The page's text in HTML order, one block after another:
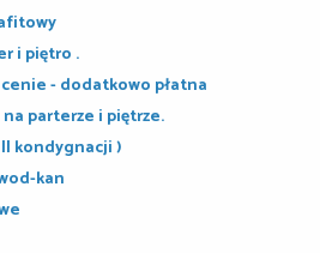
i piętro .
- dodatkowo płatna
parterze i piętrze.
kondygnacji )
kan